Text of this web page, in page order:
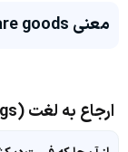
معنی declare goods به فارسی چی می‌شه؟
ارجاع به لغت declare goods (or earnings)